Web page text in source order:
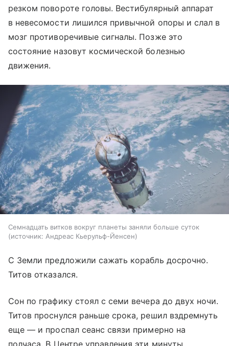
резком повороте головы. Вестибулярный аппарат
в невесомости лишился привычной опоры и слал в
мозг противоречивые сигналы. Позже это
состояние назовут космической болезнью
движения.
Семнадцать витков вокруг планеты заняли больше суток
источник: Андреас Кьерульф-Йенсен
С Земли предложили сажать корабль досрочно.
Титов отказался.
Сон по графику стоял с семи вечера до двух ночи.
Титов проснулся раньше срока, решил вздремнуть
еще — и проспал сеанс связи примерно на
полчаса. В Центре управления эти минуты